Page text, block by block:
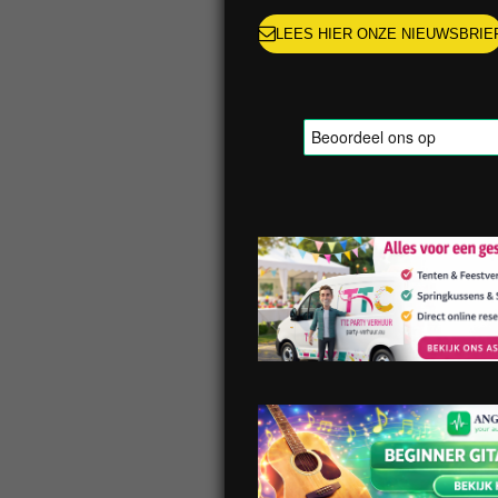
LEES HIER ONZE